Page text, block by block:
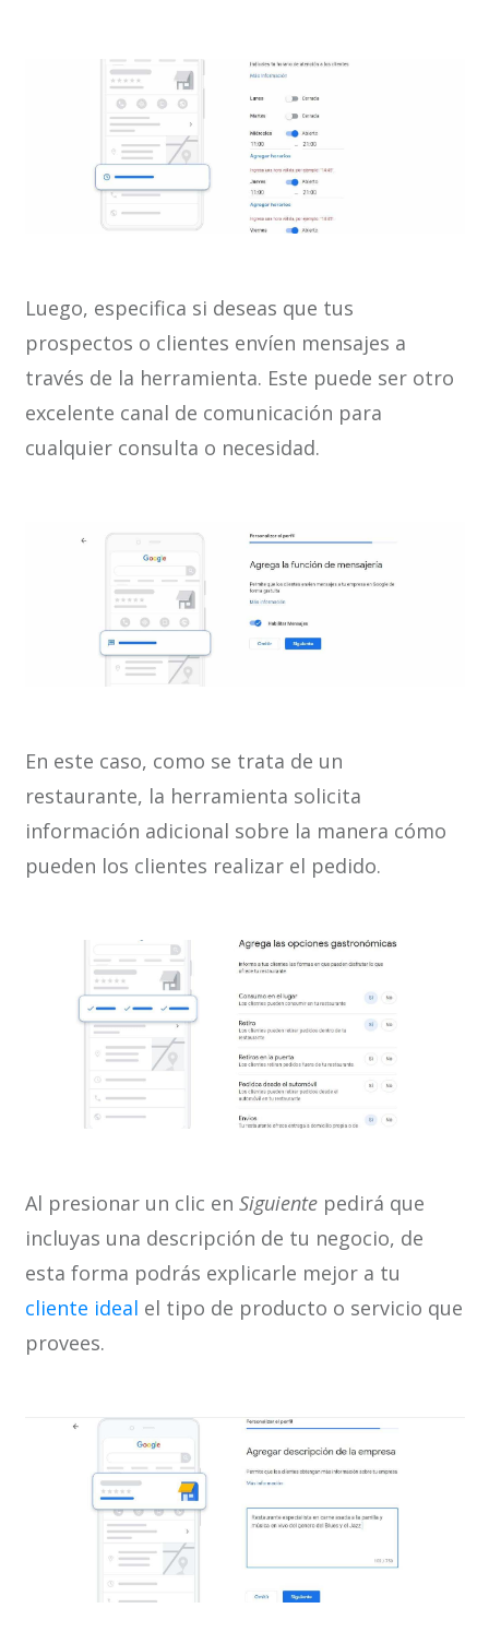
Luego, especifica si deseas que tus
prospectos o clientes envíen mensajes a
través de la herramienta. Este puede ser otro
excelente canal de comunicación para
cualquier consulta o necesidad.
En este caso, como se trata de un
restaurante, la herramienta solicita
información adicional sobre la manera cómo
pueden los clientes realizar el pedido.
Al presionar un clic en Siguientepedirá que
incluyas una descripción de tu negocio, de
esta forma podrás explicarle mejor a tu
cliente ideal el tipo de producto o servicio que
provees.